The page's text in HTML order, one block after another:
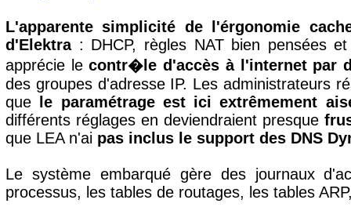
L'apparente simplicité de l'érgonomie
d'Elektra: DHCP, règles NAT bien pensées
apprécie lecontr�le d'accès à l'internet par
des groupes d'adresse IP. Les administrateurs
que
le paramétrage est ici extrêmement
différents réglages en deviendraient presque
que LEA n'ai pas inclus le support des DNS
Le système embarqué gère des journaux
processus, les tables de routages, les tables